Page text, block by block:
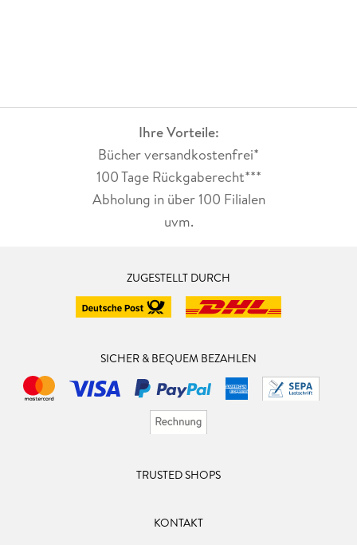
Ihre Vorteile:
Bücher versandkostenfrei*
100 Tage Rückgaberecht***
Abholung in über 100 Filialen
uvm.
ZUGESTELLT DURCH
SICHER & BEQUEM BEZAHLEN
TRUSTED SHOPS
KONTAKT